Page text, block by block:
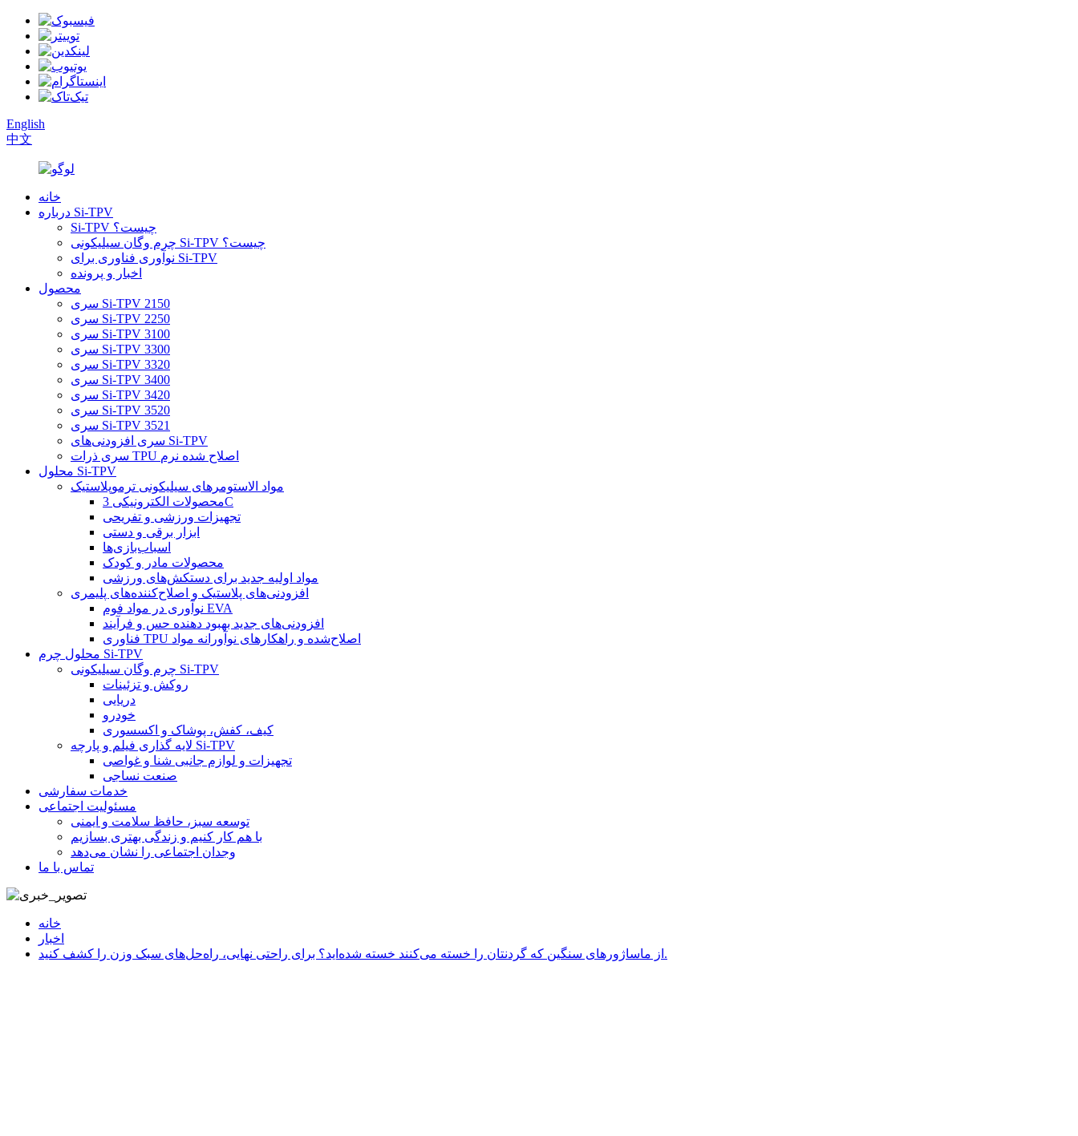
English
中文
خانه
درباره Si-TPV
Si-TPV چیست؟
چرم وگان سیلیکونی Si-TPV چیست؟
نوآوری فناوری برای Si-TPV
اخبار و پرونده
محصول
سری Si-TPV 2150
سری Si-TPV 2250
سری Si-TPV 3100
سری Si-TPV 3300
سری Si-TPV 3320
سری Si-TPV 3400
سری Si-TPV 3420
سری Si-TPV 3520
سری Si-TPV 3521
سری افزودنی‌های Si-TPV
سری ذرات TPU اصلاح شده نرم
محلول Si-TPV
مواد الاستومرهای سیلیکونی ترموپلاستیک
محصولات الکترونیکی 3C
تجهیزات ورزشی و تفریحی
ابزار برقی و دستی
اسباب‌بازی‌ها
محصولات مادر و کودک
مواد اولیه جدید برای دستکش‌های ورزشی
افزودنی‌های پلاستیک و اصلاح‌کننده‌های پلیمری
نوآوری در مواد فوم EVA
افزودنی‌های جدید بهبود دهنده حس و فرآیند
فناوری TPU اصلاح‌شده و راهکارهای نوآورانه مواد
محلول چرم Si-TPV
چرم وگان سیلیکونی Si-TPV
روکش و تزئینات
دریایی
خودرو
کیف، کفش، پوشاک و اکسسوری
لایه گذاری فیلم و پارچه Si-TPV
تجهیزات و لوازم جانبی شنا و غواصی
صنعت نساجی
خدمات سفارشی
مسئولیت اجتماعی
توسعه سبز، حافظ سلامت و ایمنی
با هم کار کنیم و زندگی بهتری بسازیم
وجدان اجتماعی را نشان می‌دهد
تماس با ما
خانه
اخبار
از ماساژورهای سنگین که گردنتان را خسته می‌کنند خسته شده‌اید؟ برای راحتی نهایی، راه‌حل‌های سبک وزن را کشف کنید.